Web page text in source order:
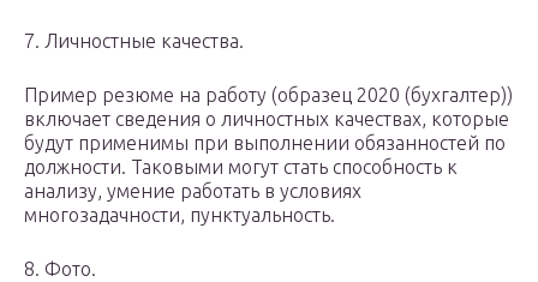
7. Личностные качества.
Пример резюме на работу (образец 2020 (бухгалтер))
включает сведения о личностных качествах, которые
будут применимы при выполнении обязанностей по
должности. Таковыми могут стать способность к
анализу, умение работать в условиях
многозадачности, пунктуальность.
8. Фото.